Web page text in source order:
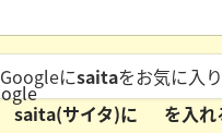
Googleにsaitaをお気に入
saita(サイタ)に
を入れ